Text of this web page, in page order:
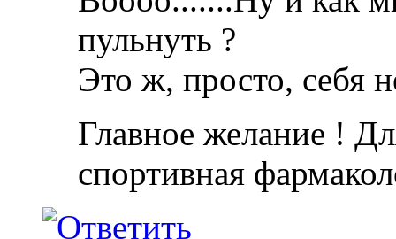
пульнуть ?
Это ж, просто, себя
Главное желание !
спортивная